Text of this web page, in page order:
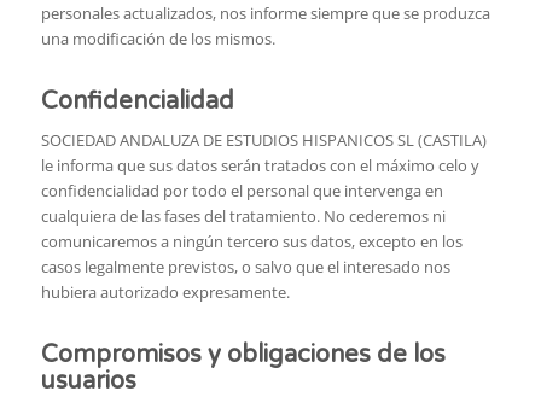
personales actualizados, nos informe siempre que se produzca
una modificación de los mismos.
Confidencialidad
SOCIEDAD ANDALUZA DE ESTUDIOS HISPANICOS SL (CASTILA)
le informa que sus datos serán tratados con el máximo celo y
confidencialidad por todo el personal que intervenga en
cualquiera de las fases del tratamiento. No cederemos ni
comunicaremos a ningún tercero sus datos, excepto en los
casos legalmente previstos, o salvo que el interesado nos
hubiera autorizado expresamente.
Compromisos y obligaciones de los
usuarios